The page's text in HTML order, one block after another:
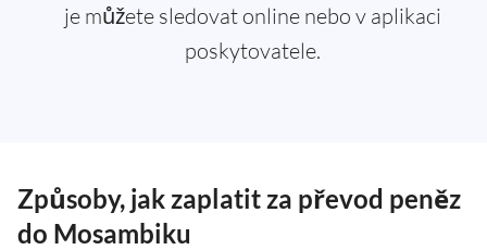
je můžete sledovat online nebo v aplikaci
poskytovatele.
Způsoby, jak zaplatit za převod peněz
do Mosambiku